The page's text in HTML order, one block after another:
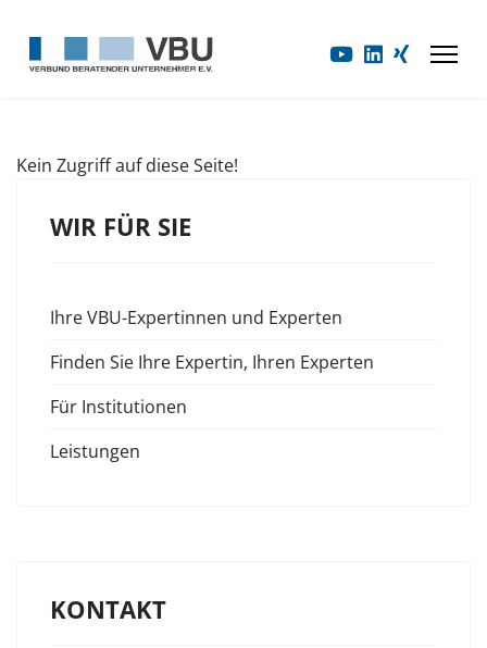
Kein Zugriff auf diese Seite!
WIR FÜR SIE
Ihre VBU-Expertinnen und Experten
Finden Sie Ihre Expertin, Ihren Experten
Für Institutionen
Leistungen
KONTAKT